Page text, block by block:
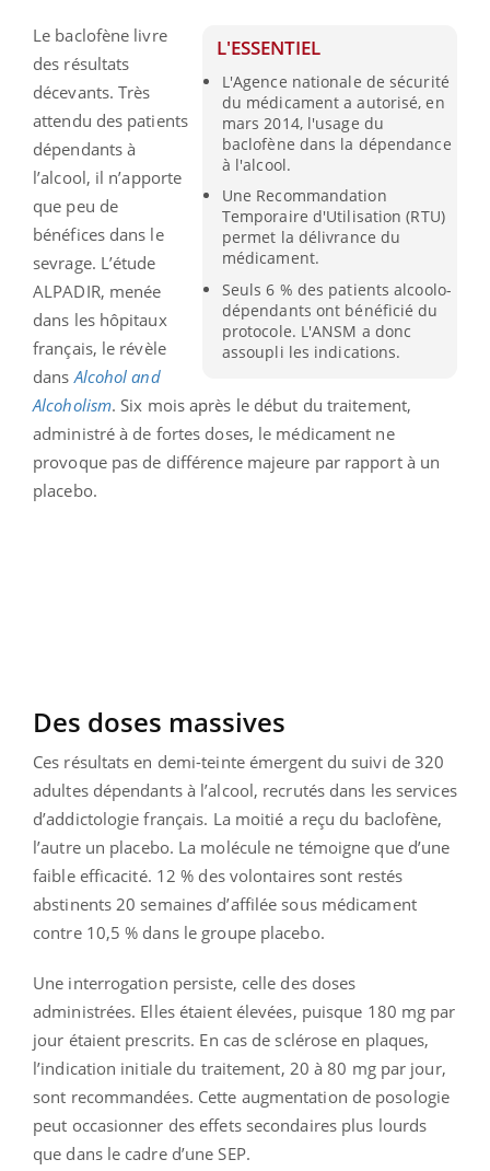
L'ESSENTIEL
L'Agence nationale de sécurité
du médicament a autorisé, en
mars 2014, l'usage du
baclofène dans la dépendance
à l'alcool.
Une Recommandation
Temporaire d'Utilisation (RTU)
permet la délivrance du
médicament.
Seuls 6 % des patients alcoolo-
dépendants ont bénéficié du
protocole. L'ANSM a donc
assoupli les indications.
Le baclofène livre
des résultats
décevants. Très
attendu des patients
dépendants à
l’alcool, il n’apporte
que peu de
bénéfices dans le
sevrage. L’étude
ALPADIR, menée
dans les hôpitaux
français, le révèle
dansAlcohol and
Alcoholism. Six mois après le début du traitement,
administré à de fortes doses, le médicament ne
provoque pas de différence majeure par rapport à un
placebo.
Des doses massives
Ces résultats en demi-teinte émergent du suivi de 320
adultes dépendants à l’alcool, recrutés dans les services
d’addictologie français. La moitié a reçu du baclofène,
l’autre un placebo. La molécule ne témoigne que d’une
faible efficacité. 12 % des volontaires sont restés
abstinents 20 semaines d’affilée sous médicament
contre 10,5 % dans le groupe placebo.
Une interrogation persiste, celle des doses
administrées. Elles étaient élevées, puisque 180 mg par
jour étaient prescrits. En cas de sclérose en plaques,
l’indication initiale du traitement, 20 à 80 mg par jour,
sont recommandées. Cette augmentation de posologie
peut occasionner des effets secondaires plus lourds
que dans le cadre d’une SEP.